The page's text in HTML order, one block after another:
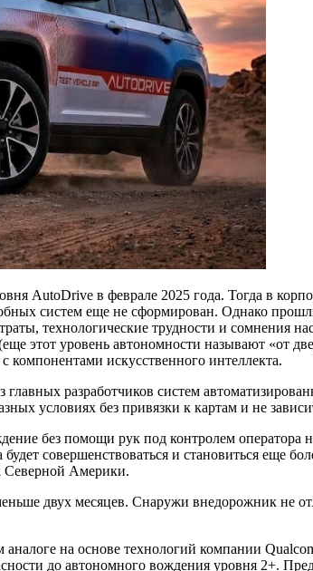
AutoDrive в феврале 2025 года. Тогда в
систем еще не сформирован. Однако
технологические трудности и сомнения
этот уровень автономности называют «от
компонентами искусственного интеллекта.
разработчиков систем
условиях без привязки к картам и не
без помощи рук под контролем оператора
совершенствоваться и становиться еще
Северной Америки.
двух месяцев. Снаружи внедорожник не
на основе технологий компании
до автономного вождения уровня 2+.